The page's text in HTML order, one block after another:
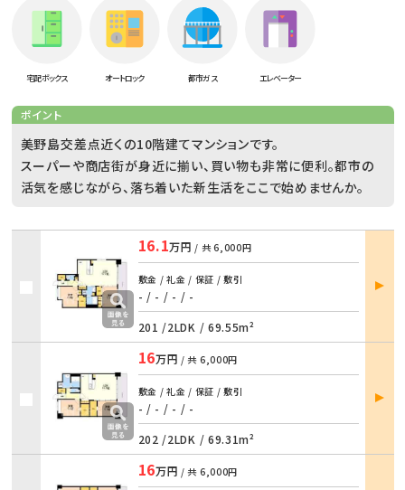
宅配ボックス オートロック 都市ガス エレベーター
ポイント
美野島交差点近くの10階建てマンションです。
スーパーや商店街が身近に揃い、買い物も非常に便利。都市の
活気を感じながら、落ち着いた新生活をここで始めませんか。
16.1万円 / 共6,000円
敷金 / 礼金 / 保証 / 敷引
- / - / - / -
201 /2LDK / 69.55m²
部屋
詳細
16万円 / 共 6,000円
敷金 / 礼金 / 保証 / 敷引
- / - / - / -
202 /2LDK / 69.31m²
部屋
詳細
16万円 / 共 6,000円